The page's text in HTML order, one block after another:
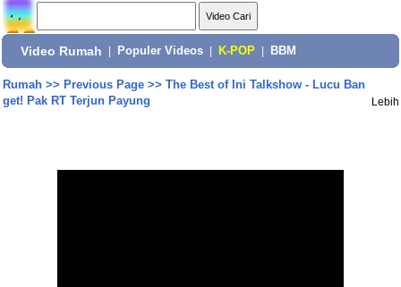
Video Rumah Populer Videos K-POP BBM
Rumah>> Previous Page>> The Best of Ini Talkshow - Lucu Ban
get! Pak RT Terjun Payung
Lebih